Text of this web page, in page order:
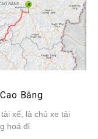
Bằng
xế, là chủ xe tải
hoá đi